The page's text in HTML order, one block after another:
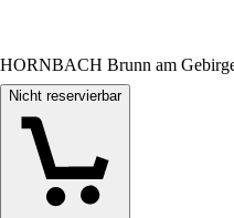
HORNBACH Brunn am
Nicht reservierbar